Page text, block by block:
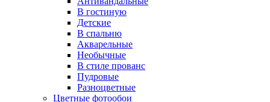
В гостиную
Детские
В спальню
Акварельные
Необычные
В стиле прованс
Пудровые
Разноцветные
Цветные фотообои